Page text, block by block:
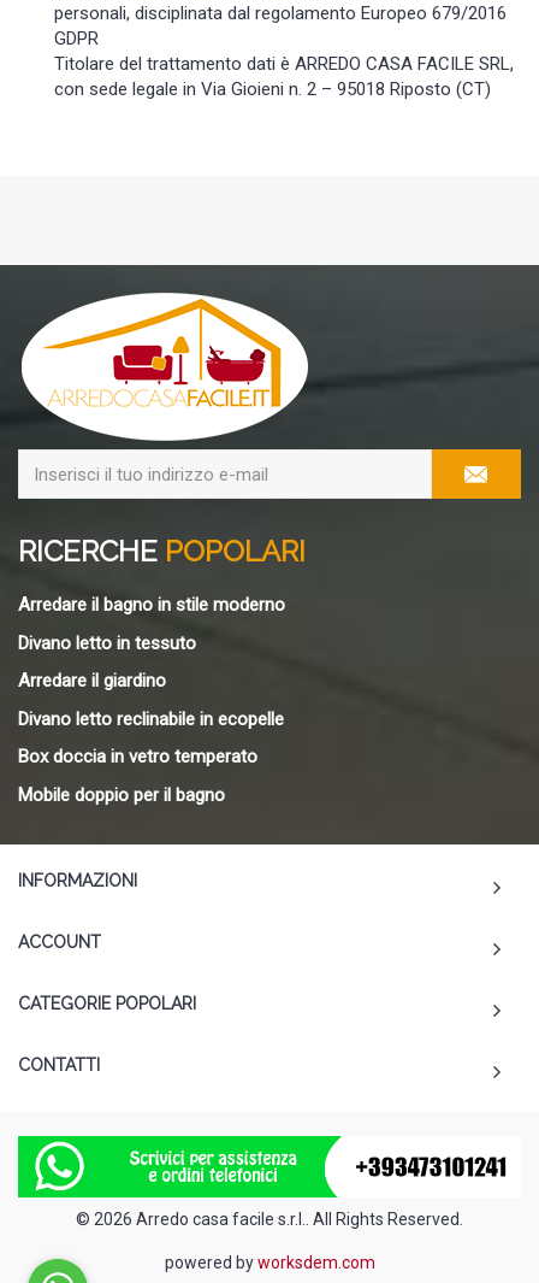
personali, disciplinata dal regolamento Europeo 679/2016
GDPR
Titolare del trattamento dati è ARREDO CASA FACILE SRL,
con sede legale in Via Gioieni n. 2 – 95018 Riposto (CT)
RICERCHE POPOLARI
Arredare il bagno in stile moderno
Divano letto in tessuto
Arredare il giardino
Divano letto reclinabile in ecopelle
Box doccia in vetro temperato
Mobile doppio per il bagno
INFORMAZIONI
ACCOUNT
CATEGORIE POPOLARI
CONTATTI
© 2026 Arredo casa facile s.r.l.. All Rights Reserved.
powered byworksdem.com